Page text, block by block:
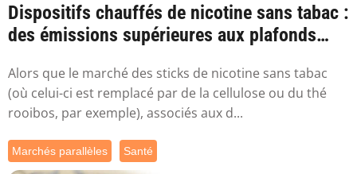
Dispositifs chauffés de nicotine sans tabac :
des émissions supérieures aux plafonds
Alors que le marché des sticks de nicotine sans tabac
(où celui-ci est remplacé par de la cellulose ou du thé
rooibos, par exemple), associés aux d...
Marchés parallèles Santé